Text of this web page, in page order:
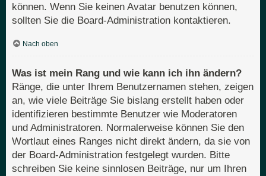
können. Wenn Sie keinen Avatar benutzen können,
sollten Sie die Board-Administration kontaktieren.
Nach oben
Was ist mein Rang und wie kann ich ihn ändern?
Ränge, die unter Ihrem Benutzernamen stehen, zeigen
an, wie viele Beiträge Sie bislang erstellt haben oder
identifizieren bestimmte Benutzer wie Moderatoren
und Administratoren. Normalerweise können Sie den
Wortlaut eines Ranges nicht direkt ändern, da sie von
der Board-Administration festgelegt wurden. Bitte
schreiben Sie keine sinnlosen Beiträge, nur um Ihren